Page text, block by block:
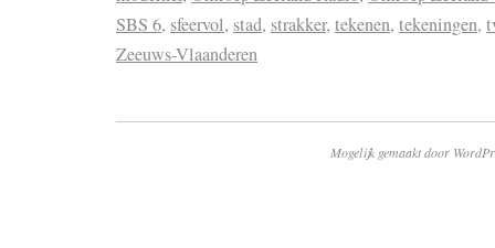
SBS 6, sfeervol, stad, strakker, tekenen, tekeningen,
Zeeuws-Vlaanderen
Mogelijk gemaakt door